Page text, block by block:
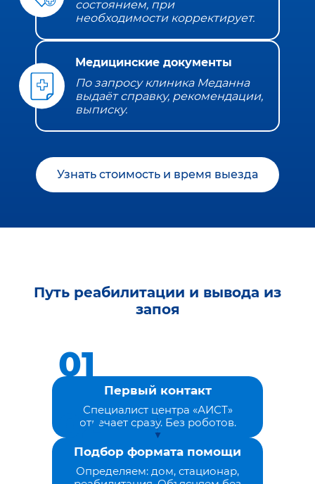
состоянием, при
необходимости корректирует.
Медицинские документы
По запросу клиника Меданна
выдаёт справку, рекомендации,
выписку.
Узнать стоимость и время выезда
Путь реабилитации и вывода из
запоя
Первый контакт
Специалист центра «АИСТ»
отвечает сразу. Без роботов.
Подбор формата помощи
Определяем: дом, стационар,